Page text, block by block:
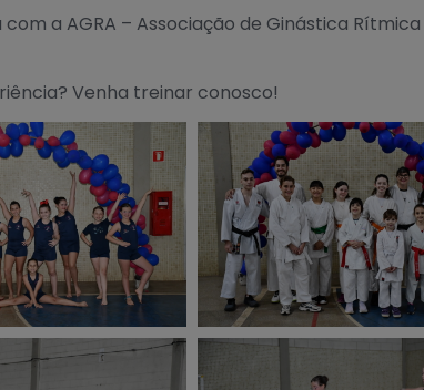
a AGRA – Associação de Ginástica
Venha treinar conosco!